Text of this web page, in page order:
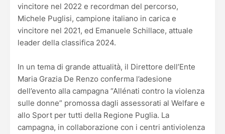
vincitore nel 2022 e recordman del percorso,
Michele Puglisi, campione italiano in carica e
vincitore nel 2021, ed Emanuele Schillace, attuale
leader della classifica 2024.
In un tema di grande attualità, il Direttore dell’Ente
Maria Grazia De Renzo conferma l’adesione
dell’evento alla campagna “Allénati contro la violenza
sulle donne” promossa dagli assessorati al Welfare e
allo Sport per tutti della Regione Puglia. La
campagna, in collaborazione con i centri antiviolenza